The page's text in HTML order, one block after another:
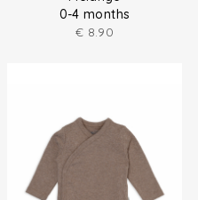
0-4 months
€ 8.90